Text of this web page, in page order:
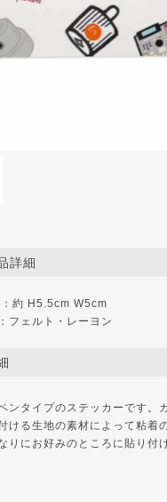
詳細
約 H5.5cm W5cm
フェルト・レーヨン
ンタイプのステッカーです。
ける生地の素材によって粘着
りにお好みのところに貼り付